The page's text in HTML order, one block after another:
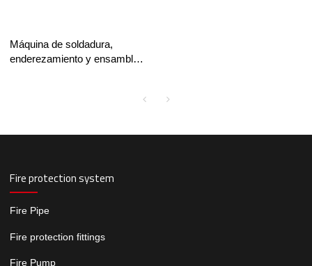
Máquina de soldadura,
enderezamiento y ensamblaje
Fire protection system
Fire Pipe
Fire protection fittings
Fire Pump